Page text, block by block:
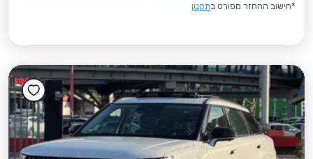
*חישוב ההחזר מפורט בתקנון